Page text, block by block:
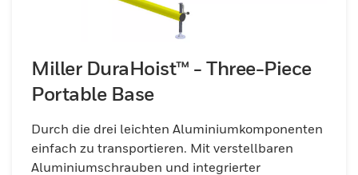
Miller DuraHoist™ - Three-Piece
Portable Base
Durch die drei leichten Aluminiumkomponenten
einfach zu transportieren. Mit verstellbaren
Aluminiumschrauben und integrierter